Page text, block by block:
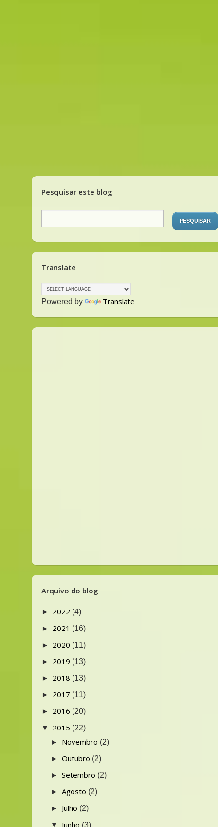
Pesquisar este blog
Translate
Powered by Translate
Arquivo do blog
► 2022 (4)
► 2021 (16)
► 2020 (11)
► 2019 (13)
► 2018 (13)
► 2017 (11)
► 2016 (20)
▼ 2015 (22)
► Novembro (2)
►Outubro (2)
►Setembro (2)
►Agosto (2)
► Julho (2)
▼ Junho (3)